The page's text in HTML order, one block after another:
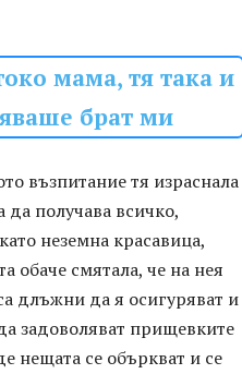
мама, тя така и
брат ми
възпитание тя израснала
да получава всичко,
неземна красавица,
обаче смятала, че на нея
длъжни да я осигуряват и
задоволяват прищевките
нещата се объркват и се